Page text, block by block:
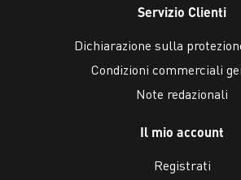
Servizio Clienti
Dichiarazione sulla
Condizioni commerciali
Note redazionali
Il mio account
Registrati